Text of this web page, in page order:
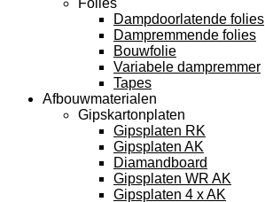
Folies
Dampdoorlatende folies
Dampremmende folies
Bouwfolie
Variabele dampremmer
Tapes
Afbouwmaterialen
Gipskartonplaten
Gipsplaten RK
Gipsplaten AK
Diamandboard
Gipsplaten WR AK
Gipsplaten 4 x AK